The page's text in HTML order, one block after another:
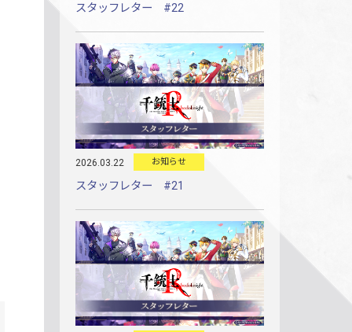
スタッフレター #22
2026.03.22 お知らせ
スタッフレター #21